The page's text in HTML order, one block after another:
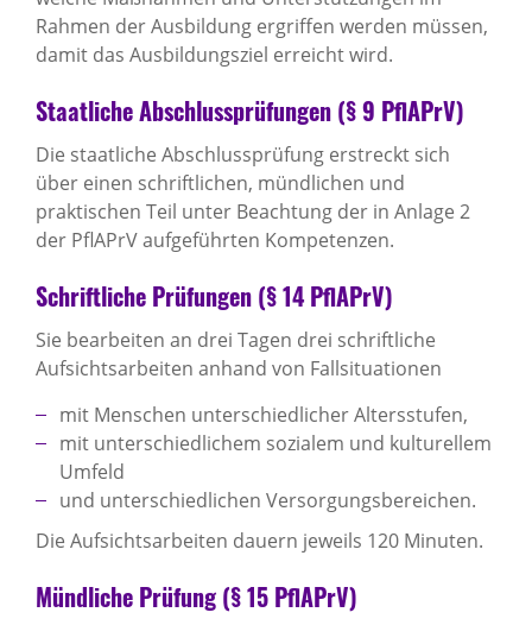
Rahmen der Ausbildung ergriffen werden müssen,
damit das Ausbildungsziel erreicht wird.
Staatliche Abschlussprüfungen (§ 9 PflAPrV)
Die staatliche Abschlussprüfung erstreckt sich
über einen schriftlichen, mündlichen und
praktischen Teil unter Beachtung der in Anlage 2
der PflAPrV aufgeführten Kompetenzen.
Schriftliche Prüfungen (§ 14 PflAPrV)
Sie bearbeiten an drei Tagen drei schriftliche
Aufsichtsarbeiten anhand von Fallsituationen
mit Menschen unterschiedlicher Altersstufen,
mit unterschiedlichem sozialem und kulturellem
Umfeld
und unterschiedlichen Versorgungsbereichen.
Die Aufsichtsarbeiten dauern jeweils 120 Minuten.
Mündliche Prüfung (§ 15 PflAPrV)